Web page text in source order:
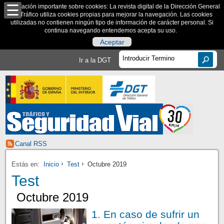
Información importante sobre cookies: La revista digital de la Dirección General
de Tráfico utiliza cookies propias para mejorar la navegación. Las cookies
utilizadas no contienen ningún tipo de información de carácter personal. Si
continua navegando entendemos acepta su uso.
Aceptar
Ir a la DGT
Canal RSS
Estás en: Inicio Test Octubre 2019
Test
Octubre 2019
1. En caso de sufrir un